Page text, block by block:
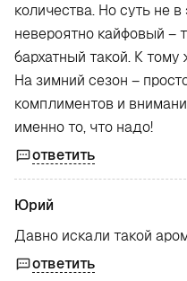
количества. Но суть не
невероятно кайфовый –
бархатный такой. К тому
На зимний сезон –
комплиментов и
именно то, что надо!
ответить
Юрий
Давно искали такой
ответить